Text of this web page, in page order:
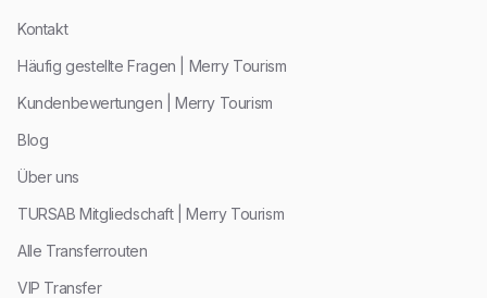
Kontakt
Häufig gestellte Fragen | Merry Tourism
Kundenbewertungen | Merry Tourism
Blog
Über uns
TURSAB Mitgliedschaft | Merry Tourism
Alle Transferrouten
VIP Transfer